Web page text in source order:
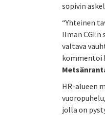
sopivin
“Yhteinen
Ilman
valtava
kommentoi
HR-alueen
jolla on